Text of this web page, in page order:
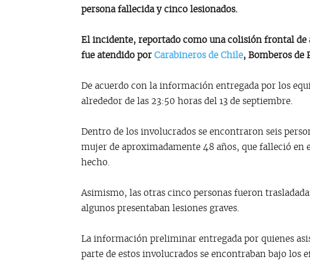
persona fallecida y cinco lesionados.
El incidente, reportado como una colisión frontal de
fue atendido por Carabineros de Chile, Bomberos de
De acuerdo con la información entregada por los
alrededor de las 23:50 horas del 13 de septiembre.
Dentro de los involucrados se encontraron seis
mujer de aproximadamente 48 años, que falleció en
hecho.
Asimismo, las otras cinco personas fueron
algunos presentaban lesiones graves.
La información preliminar entregada por quienes
parte de estos involucrados se encontraban bajo los